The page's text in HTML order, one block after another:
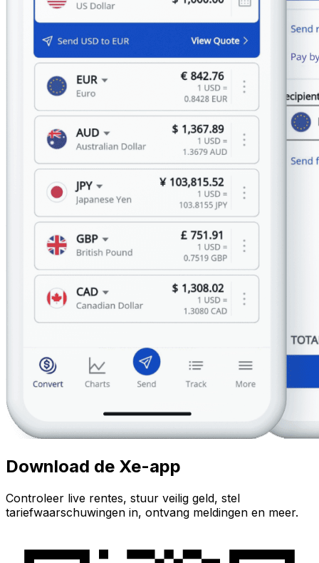
Download de Xe-app
Controleer live rentes, stuur veilig geld, stel
tariefwaarschuwingen in, ontvang meldingen en meer.